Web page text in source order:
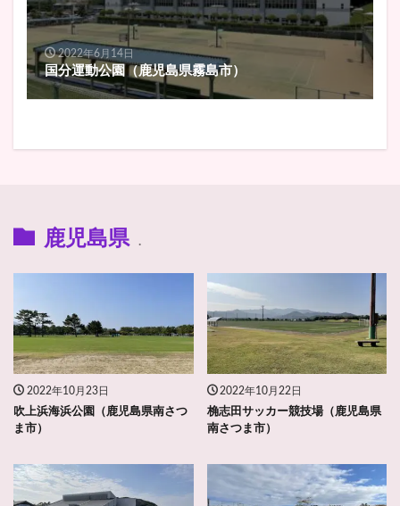
2022年6月14日
国分運動公園（鹿児島県霧島市）
鹿児島県 .
2022年10月23日
吹上浜海浜公園（鹿児島県南さつ
ま市）
2022年10月22日
桷志田サッカー競技場（鹿児島県
南さつま市）